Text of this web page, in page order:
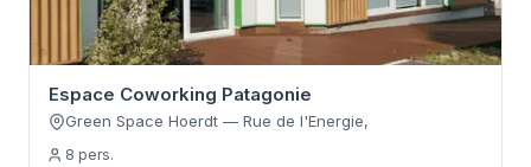
Espace Coworking Patagonie
Green Space Hoerdt — Rue de l'Energie,
8 pers.